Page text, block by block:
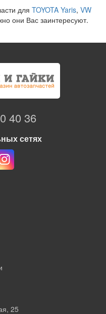
для TOYOTA Yaris, VW
они Вас заинтересуют.
40 36
сетях
25